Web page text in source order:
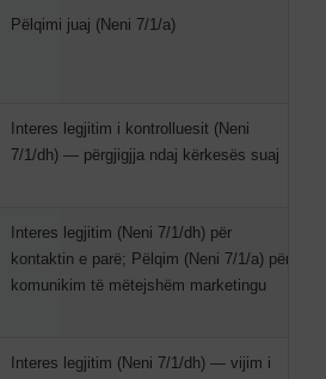
Pëlqimi juaj (Neni 7/1/a)
Interes legjitim i kontrolluesit (Neni
7/1/dh) — përgjigjja ndaj kërkesës suaj
Interes legjitim (Neni 7/1/dh) për
kontaktin e parë; Pëlqim (Neni 7/1/a) për
komunikim të mëtejshëm marketingu
Interes legjitim (Neni 7/1/dh) — vijim i